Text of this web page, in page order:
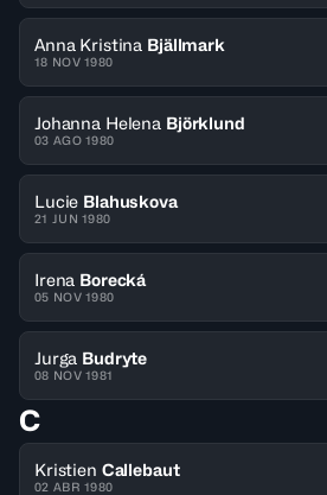
Anna Kristina Bjällmark
18 NOV 1980
Johanna Helena Björklund
03 AGO 1980
Lucie Blahuskova
21 JUN 1980
Irena Borecká
05 NOV 1980
Jurga Budryte
08 NOV 1981
C
Kristien Callebaut
02 ABR 1980